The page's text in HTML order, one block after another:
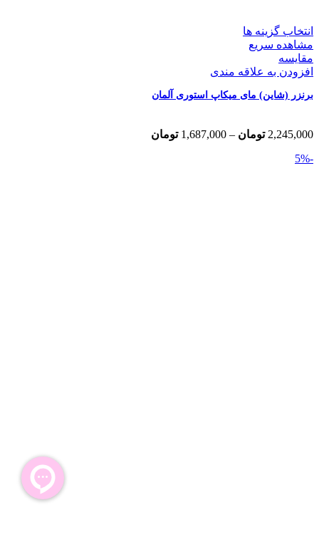
انتخاب گزینه ها
مشاهده سریع
مقایسه
افزودن به علاقه مندی
برنزر (شاین) مای میکاپ استوری آلمان
2,245,000 تومان –
1,687,000 تومان
-5%